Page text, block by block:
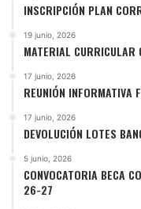
INSCRIPCIÓN PLAN
19 junio, 2026
MATERIAL
17 junio, 2026
REUNIÓN
17 junio, 2026
DEVOLUCIÓN LOTES
5 junio, 2026
CONVOCATORIA BECA
26-27